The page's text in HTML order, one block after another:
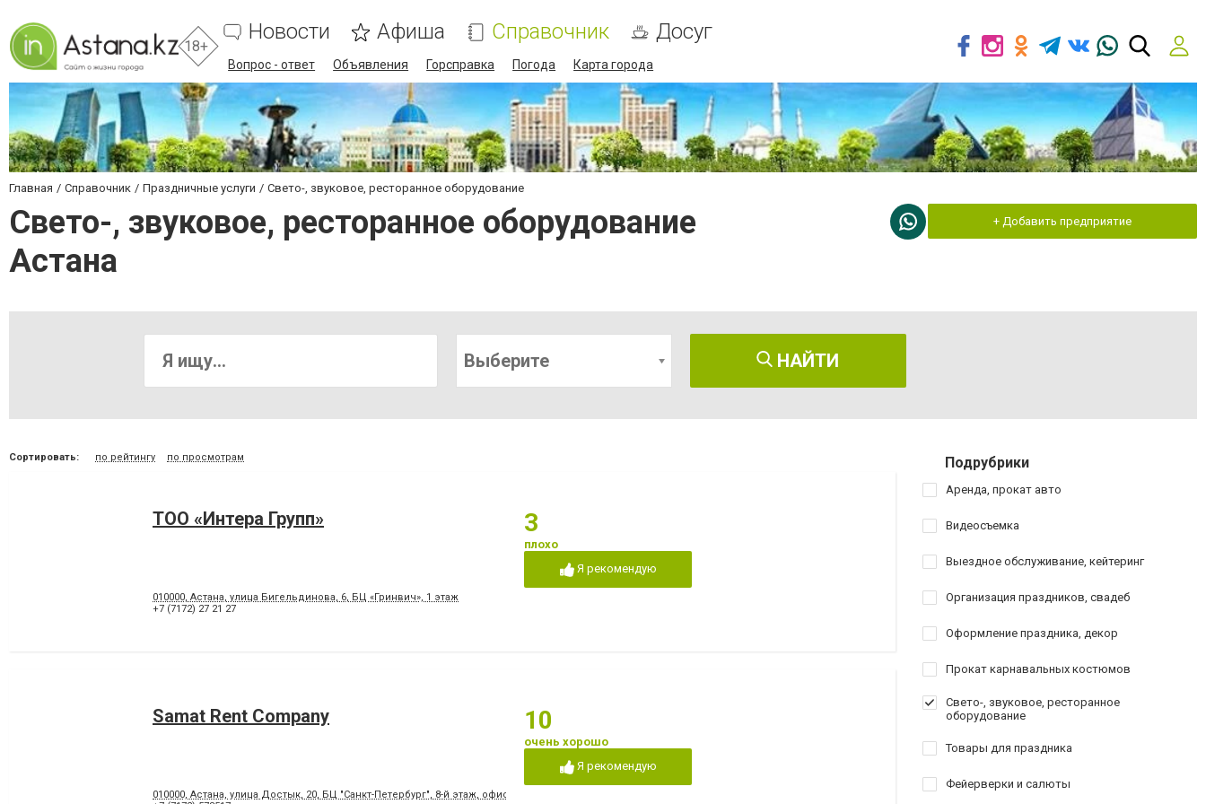
18+
Новости Афиша Справочник Досуг
Вопрос - ответ Объявления Горсправка Погода Карта города
Главная Справочник Праздничные услуги Свето-, звуковое, ресторанное оборудование
Свето-, звуковое, ресторанное оборудование
Астана
+ Добавить предприятие
Выберите НАЙТИ
Сортировать: по рейтингу по просмотрам
ТОО «Интера Групп»
010000, Астана, улица Бигельдинова, 6, БЦ «Гринвич», 1 этаж
+7 (7172) 27 21 27
3
плохо
Я рекомендую
Samat Rent Company
010000, Астана, улица Достык, 20, БЦ "Санкт-Петербург", 8-й этаж, офис 804
10
очень хорошо
Я рекомендую
Подрубрики
Аренда, прокат авто
Видеосъемка
Выездное обслуживание, кейтеринг
Организация праздников, свадеб
Оформление праздника, декор
Прокат карнавальных костюмов
Свето-, звуковое, ресторанное
оборудование
Товары для праздника
Фейерверки и салюты